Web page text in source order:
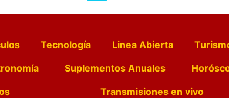
Tecnología Linea Abierta
Suplementos Anuales
Transmisiones en vivo